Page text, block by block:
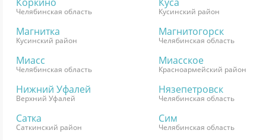
Челябинская область Кусинский район
Магнитка
Кусинский район
Магнитогорск
Челябинская область
Миасс
Челябинская область
Миасское
Красноармейский район
Нижний Уфалей
Верхний Уфалей
Нязепетровск
Челябинская область
Сатка
Саткинский район
Сим
Челябинская область